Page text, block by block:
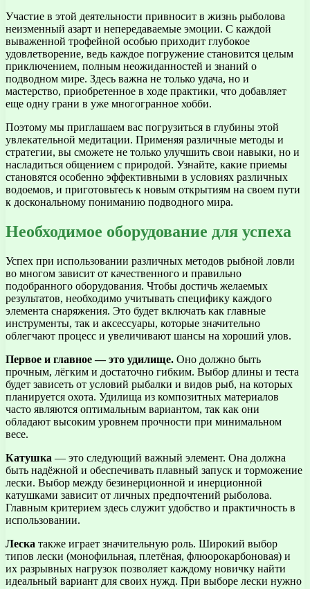
Участие в этой деятельности привносит в жизнь рыболова
неизменный азарт и непередаваемые эмоции. С каждой
вываженной трофейной особью приходит глубокое
удовлетворение, ведь каждое погружение становится целым
приключением, полным неожиданностей и знаний о
подводном мире. Здесь важна не только удача, но и
мастерство, приобретенное в ходе практики, что добавляет
еще одну грани в уже многогранное хобби.
Поэтому мы приглашаем вас погрузиться в глубины этой
увлекательной медитации. Применяя различные методы и
стратегии, вы сможете не только улучшить свои навыки, но и
насладиться общением с природой. Узнайте, какие приемы
становятся особенно эффективными в условиях различных
водоемов, и приготовьтесь к новым открытиям на своем пути
к доскональному пониманию подводного мира.
Необходимое оборудование для успеха
Успех при использовании различных методов рыбной ловли
во многом зависит от качественного и правильно
подобранного оборудования. Чтобы достичь желаемых
результатов, необходимо учитывать специфику каждого
элемента снаряжения. Это будет включать как главные
инструменты, так и аксессуары, которые значительно
облегчают процесс и увеличивают шансы на хороший улов.
Первое и главное — это удилище. Оно должно быть
прочным, лёгким и достаточно гибким. Выбор длины и теста
будет зависеть от условий рыбалки и видов рыб, на которых
планируется охота. Удилища из композитных материалов
часто являются оптимальным вариантом, так как они
обладают высоким уровнем прочности при минимальном
весе.
Катушка — это следующий важный элемент. Она должна
быть надёжной и обеспечивать плавный запуск и торможение
лески. Выбор между безинерционной и инерционной
катушками зависит от личных предпочтений рыболова.
Главным критерием здесь служит удобство и практичность в
использовании.
Леска также играет значительную роль. Широкий выбор
типов лески (монофильная, плетёная, флюорокарбоновая) и
их разрывных нагрузок позволяет каждому новичку найти
идеальный вариант для своих нужд. При выборе лески нужно